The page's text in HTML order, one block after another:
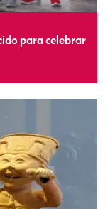
para celebrar